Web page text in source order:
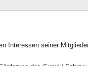
Interessen seiner